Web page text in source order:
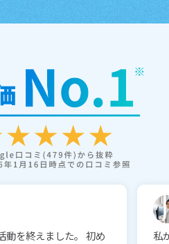
動を終えました。 初め
私